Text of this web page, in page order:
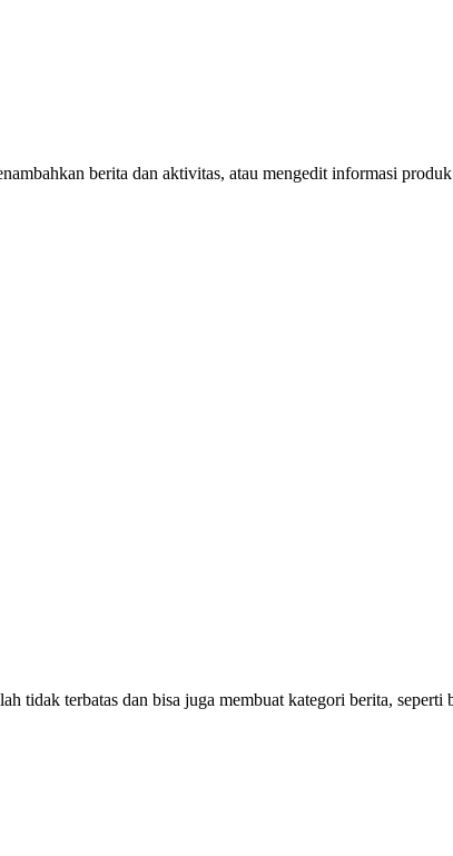
berita dan aktivitas, atau mengedit informasi
tidak terbatas dan bisa juga membuat kategori berita,